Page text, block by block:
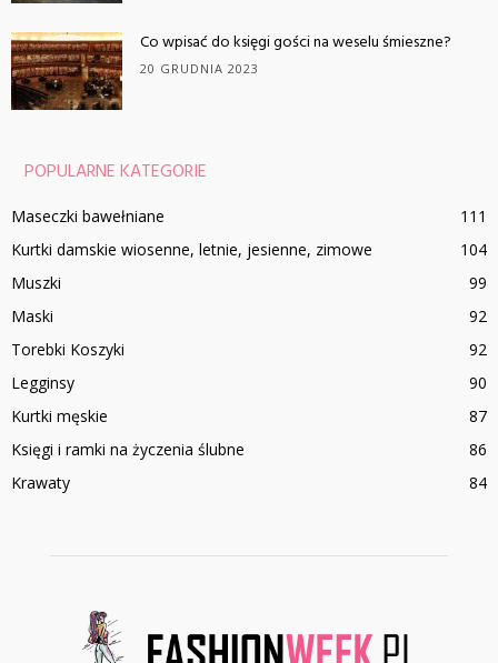
Co wpisać do księgi gości na weselu śmieszne?
20 GRUDNIA 2023
POPULARNE KATEGORIE
Maseczki bawełniane
111
Kurtki damskie wiosenne, letnie, jesienne, zimowe
104
Muszki
99
Maski
92
Torebki Koszyki
92
Legginsy
90
Kurtki męskie
87
Księgi i ramki na życzenia ślubne
86
Krawaty
84